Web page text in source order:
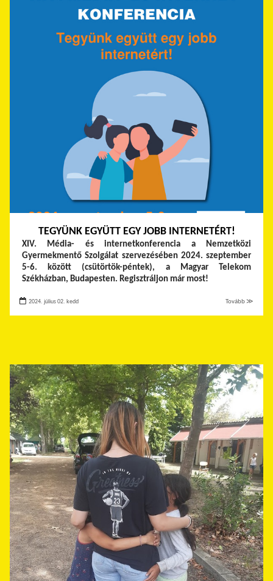
TEGYÜNK EGYÜTT EGY JOBB INTERNETÉRT!
XIV. Média- és internetkonferencia a Nemzetközi
Gyermekmentő Szolgálat szervezésében 2024. szeptember
5-6. között (csütörtök-péntek), a Magyar Telekom
Székházban, Budapesten. Regisztráljon már most!
2024. július 02. kedd Tovább ≫